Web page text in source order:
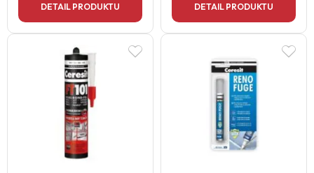
DETAIL PRODUKTU DETAIL PRODUKTU